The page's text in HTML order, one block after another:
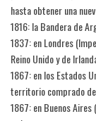
hasta obtener una
1816: la Bandera de
1837: en Londres
Reino Unido y de
1867: en los Estados
territorio comprado de
1867: en Buenos